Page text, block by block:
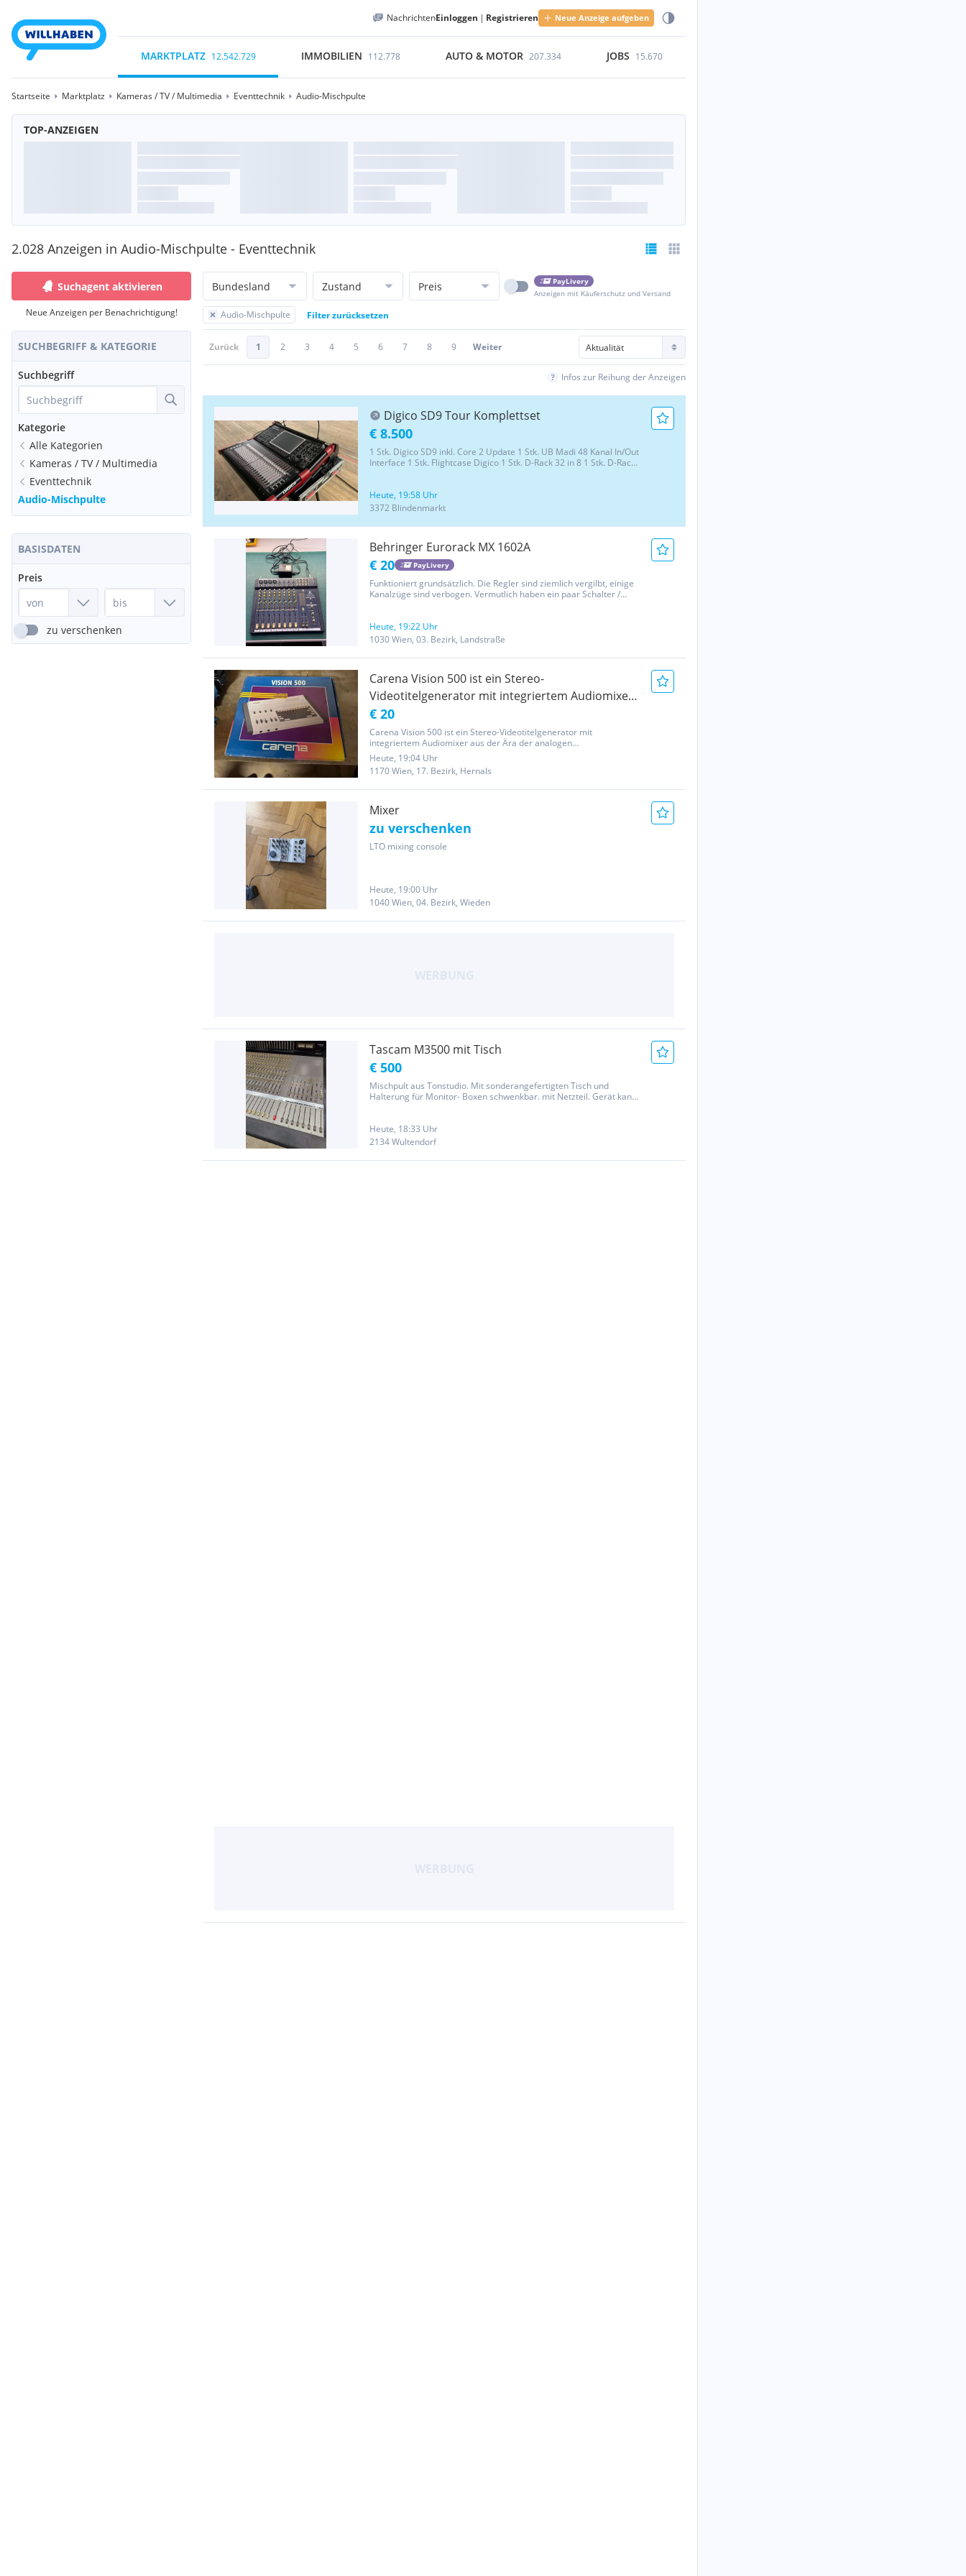
NachrichtenEinloggen | Registrieren Neue Anzeige aufgeben
MARKTPLATZ 12.542.729 IMMOBILIEN 112.778 AUTO & MOTOR 207.334 JOBS 15.670
Startseite Marktplatz Kameras / TV / Multimedia Eventtechnik Audio-Mischpulte
TOP-ANZEIGEN
2.028 Anzeigen in Audio-Mischpulte - Eventtechnik
Suchagent aktivieren
Neue Anzeigen per Benachrichtigung!
SUCHBEGRIFF & KATEGORIE
Suchbegriff
Kategorie
Alle Kategorien
Kameras / TV / Multimedia
Eventtechnik
Audio-Mischpulte
BASISDATEN
Preis
zu verschenken
Bundesland Zustand Preis
PayLivery
Anzeigen mit Käuferschutz und Versand
Audio-Mischpulte Filter zurücksetzen
Zurück 1 2 3 4 5 6 7 8 9 Weiter
Infos zur Reihung der Anzeigen
Digico SD9 Tour Komplettset
€ 8.500
1 Stk. Digico SD9 inkl. Core 2 Update 1 Stk. UB Madi 48 Kanal In/Out
Interface 1 Stk. Flightcase Digico 1 Stk. D-Rack 32 in 8 1 Stk. D-Rack
Heute, 19:58 Uhr
3372 Blindenmarkt
Behringer Eurorack MX 1602A
€ 20 PayLivery
Funktioniert grundsätzlich. Die Regler sind ziemlich vergilbt, einige
Kanalzüge sind verbogen. Vermutlich haben ein paar Schalter /
Heute, 19:22 Uhr
1030 Wien, 03. Bezirk, Landstraße
Carena Vision 500 ist ein Stereo-
Videotitelgenerator mit integriertem Audiomixer
aus der Ära der analogen Videobearbeitung (S-
VHS, Hi8).
€ 20
Carena Vision 500 ist ein Stereo-Videotitelgenerator mit
integriertem Audiomixer aus der Ära der analogen
Videobearbeitung (S-VHS, Hi8). Originalverpackt Privatverkauf ohne
Garantie und Gewährleistung
Heute, 19:04 Uhr
1170 Wien, 17. Bezirk, Hernals
Mixer
zu verschenken
LTO mixing console
Heute, 19:00 Uhr
1040 Wien, 04. Bezirk, Wieden
Tascam M3500 mit Tisch
€ 500
Mischpult aus Tonstudio. Mit sonderangefertigten Tisch und
Halterung für Monitor- Boxen schwenkbar. mit Netzteil. Gerät kann
Privatverkauf, keine...
Heute, 18:33 Uhr
2134 Wultendorf